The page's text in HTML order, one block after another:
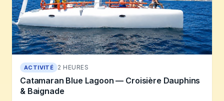
ACTIVITÉ 2 HEURES
Catamaran Blue Lagoon — Croisière Dauphins
& Baignade